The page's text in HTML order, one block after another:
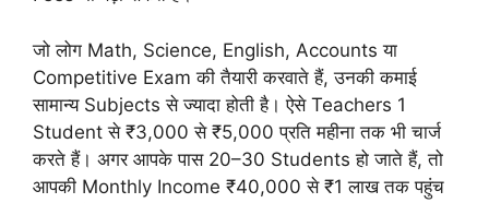
जो लोग Math, Science, English, Accounts या
Competitive Exam की तैयारी करवाते हैं, उनकी कमाई
सामान्य Subjects से ज्यादा होती है। ऐसे Teachers 1
Student से ₹3,000 से ₹5,000 प्रति महीना तक भी चार्ज
करते हैं। अगर आपके पास 20–30 Students हो जाते हैं, तो
आपकी Monthly Income ₹40,000 से ₹1 लाख तक पहुंच